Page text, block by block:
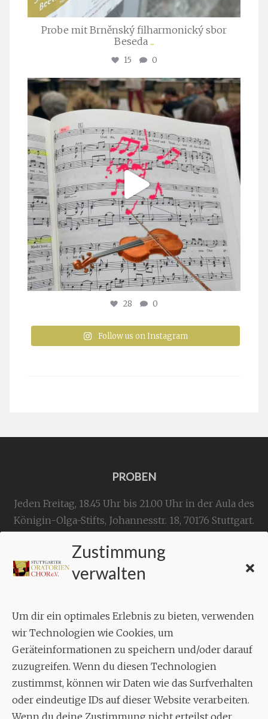
Zustimmung
verwalten
Um dir ein optimales Erlebnis zu bieten, verwenden
wir Technologien wie Cookies, um
Geräteinformationen zu speichern und/oder darauf
zuzugreifen. Wenn du diesen Technologien
zustimmst, können wir Daten wie das Surfverhalten
oder eindeutige IDs auf dieser Website verarbeiten.
Wenn du deine Zustimmung nicht erteilst oder
Probe mit Brněnský filharmonický sbor
Beseda ...
15 0
stuttgarter_oratorienchor
Juli 23
28 0
Follow us on Instagram
PROBEN
Jeden Freitag, 18.45 Uhr bis 21.00 Uhr in der Aula des
Königin-Olga-Stifts, Johannesstr. 18, 70176 Stuttgart.
KONTAKT
Geschäftsstelle:
Aixheimer Str. 18
70619 Stuttgart
MUSIK
Musikalischer Leiter:
Enrico Trummer